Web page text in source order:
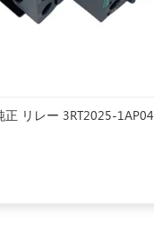
リレー 3RT2025-1AP04